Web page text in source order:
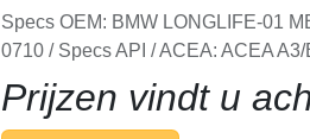
Specs OEM: BMW LONGLIFE-01
0710 / Specs API / ACEA: ACEA
Prijzen vindt u